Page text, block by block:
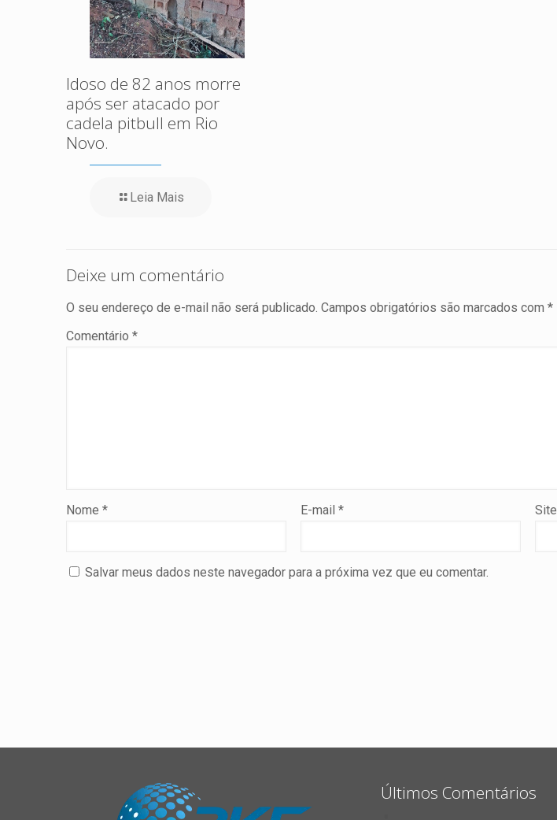
Idoso de 82 anos morre
após ser atacado por
cadela pitbull em Rio
Novo.
Leia Mais
Deixe um comentário
O seu endereço de e-mail não será publicado. Campos obrigatórios são marcados com *
Comentário *
Nome * E-mail* Site
Salvar meus dados neste navegador para a próxima vez que eu comentar.
Últimos Comentários